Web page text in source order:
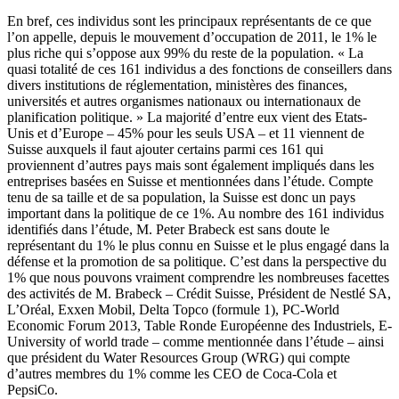
En bref, ces individus sont les principaux représentants de ce que
l’on appelle, depuis le mouvement d’occupation de 2011, le 1% le
plus riche qui s’oppose aux 99% du reste de la population. « La
quasi totalité de ces 161 individus a des fonctions de conseillers dans
divers institutions de réglementation, ministères des finances,
universités et autres organismes nationaux ou internationaux de
planification politique. » La majorité d’entre eux vient des Etats-
Unis et d’Europe – 45% pour les seuls USA – et 11 viennent de
Suisse auxquels il faut ajouter certains parmi ces 161 qui
proviennent d’autres pays mais sont également impliqués dans les
entreprises basées en Suisse et mentionnées dans l’étude. Compte
tenu de sa taille et de sa population, la Suisse est donc un pays
important dans la politique de ce 1%. Au nombre des 161 individus
identifiés dans l’étude, M. Peter Brabeck est sans doute le
représentant du 1% le plus connu en Suisse et le plus engagé dans la
défense et la promotion de sa politique. C’est dans la perspective du
1% que nous pouvons vraiment comprendre les nombreuses facettes
des activités de M. Brabeck – Crédit Suisse, Président de Nestlé SA,
L’Oréal, Exxen Mobil, Delta Topco (formule 1), PC-World
Economic Forum 2013, Table Ronde Européenne des Industriels, E-
University of world trade – comme mentionnée dans l’étude – ainsi
que président du Water Resources Group (WRG) qui compte
d’autres membres du 1% comme les CEO de Coca-Cola et
PepsiCo.